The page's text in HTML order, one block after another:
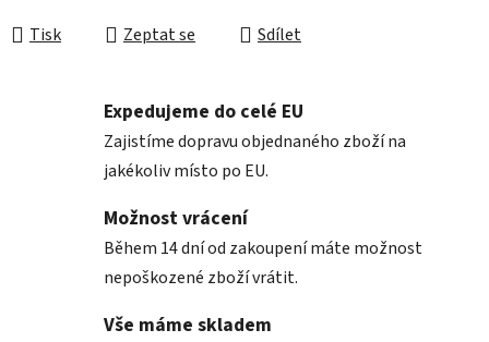
Tisk Zeptat se Sdílet
Expedujeme do celé EU
Zajistíme dopravu objednaného zboží na
jakékoliv místo po EU.
Možnost vrácení
Během 14 dní od zakoupení máte možnost
nepoškozené zboží vrátit.
Vše máme skladem